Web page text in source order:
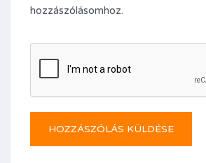
hozzászólásomhoz.